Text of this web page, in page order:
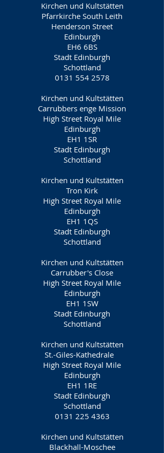
Kirchen und Kultstätten
Pfarrkirche South Leith
Henderson Street
Edinburgh
EH6 6BS
Stadt Edinburgh
Schottland
0131 554 2578
Kirchen und Kultstätten
Carrubbers enge Mission
High Street Royal Mile
Edinburgh
EH1 1SR
Stadt Edinburgh
Schottland
Kirchen und Kultstätten
Tron Kirk
High Street Royal Mile
Edinburgh
EH1 1QS
Stadt Edinburgh
Schottland
Kirchen und Kultstätten
Carrubber's Close
High Street Royal Mile
Edinburgh
EH1 1SW
Stadt Edinburgh
Schottland
Kirchen und Kultstätten
St.-Giles-Kathedrale
High Street Royal Mile
Edinburgh
EH1 1RE
Stadt Edinburgh
Schottland
0131 225 4363
Kirchen und Kultstätten
Blackhall-Moschee